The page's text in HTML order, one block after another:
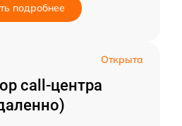
подробнее
Открыта
call-центра